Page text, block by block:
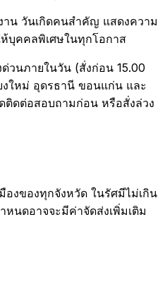
าน วันเกิดคนสำคัญ แสดงความ
บุคคลพิเศษในทุกโอกาส
วนภายในวัน (สั่งก่อน 15.00
ใหม่ อุดรธานี ขอนแก่น และ
ติดต่อสอบถามก่อน หรือสั่งล่วง
องของทุกจังหวัด ในรัศมีไม่เกิน
นดอาจจะมีค่าจัดส่งเพิ่มเติม